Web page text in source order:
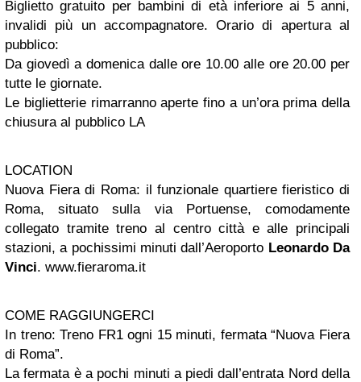
Biglietto gratuito per bambini di età inferiore ai 5 anni,
invalidi più un accompagnatore. Orario di apertura al
pubblico:
Da giovedì a domenica dalle ore 10.00 alle ore 20.00 per
tutte le giornate.
Le biglietterie rimarranno aperte fino a un’ora prima della
chiusura al pubblico LA
LOCATION
Nuova Fiera di Roma: il funzionale quartiere fieristico di
Roma, situato sulla via Portuense, comodamente
collegato tramite treno al centro città e alle principali
stazioni, a pochissimi minuti dall’Aeroporto Leonardo Da
Vinci. www.fieraroma.it
COME RAGGIUNGERCI
In treno: Treno FR1 ogni 15 minuti, fermata “Nuova Fiera
di Roma”.
La fermata è a pochi minuti a piedi dall’entrata Nord della